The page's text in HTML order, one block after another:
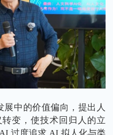
展中的价值偏向，提出人
变，使技术回归人的立